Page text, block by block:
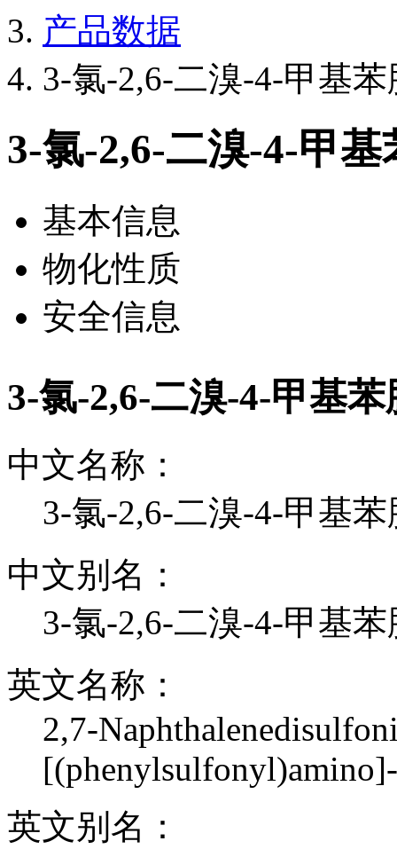
产品数据
3-氯-2,6-二溴-4-甲基苯
3-氯-2,6-二溴-4-甲基
基本信息
物化性质
安全信息
3-氯-2,6-二溴-4-甲基
中文名称：
3-氯-2,6-二溴-4-甲基
中文别名：
3-氯-2,6-二溴-4-甲基
英文名称：
2,7-
[(phenylsulfonyl)amino]-
英文别名：